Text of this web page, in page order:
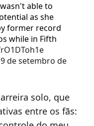
able to
as she
former record
while in Fifth
de setembro de
solo, que
entre os fãs: